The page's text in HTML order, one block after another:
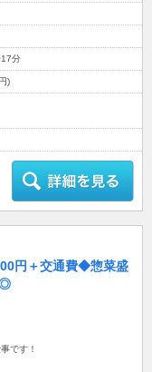
17分
)
円＋交通費◆惣菜盛
◎
です！